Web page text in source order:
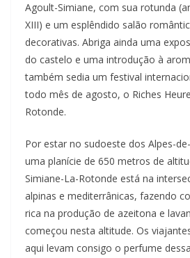
Agoult-Simiane, com sua rotunda
XIII) e um esplêndido salão
decorativas. Abriga ainda uma
do castelo e uma introdução à
também sedia um festival
todo mês de agosto, o Riches
Rotonde.
Por estar no sudoeste dos Alpes-
uma planície de 650 metros de
Simiane-La-Rotonde está na
alpinas e mediterrânicas, fazendo
rica na produção de azeitona e
começou nesta altitude. Os
aqui levam consigo o perfume